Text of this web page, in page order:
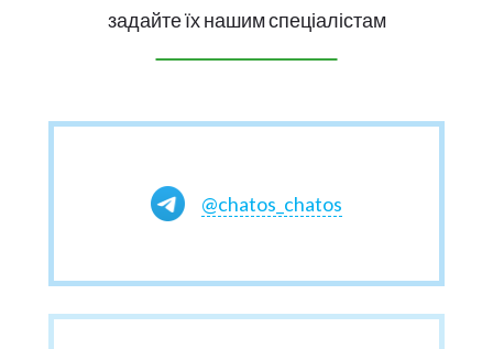
задайте їх нашим спеціалістам
@chatos_chatos